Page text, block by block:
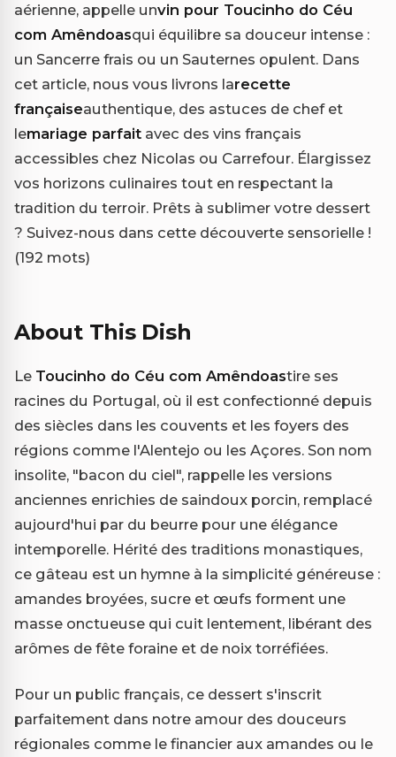
aérienne, appelle unvin pour Toucinho do Céu
com Amêndoasqui équilibre sa douceur intense :
un Sancerre frais ou un Sauternes opulent. Dans
cet article, nous vous livrons larecette
françaiseauthentique, des astuces de chef et
lemariage parfait avec des vins français
accessibles chez Nicolas ou Carrefour. Élargissez
vos horizons culinaires tout en respectant la
tradition du terroir. Prêts à sublimer votre dessert
? Suivez-nous dans cette découverte sensorielle !
(192 mots)
About This Dish
Le Toucinho do Céu com Amêndoastire ses
racines du Portugal, où il est confectionné depuis
des siècles dans les couvents et les foyers des
régions comme l'Alentejo ou les Açores. Son nom
insolite, "bacon du ciel", rappelle les versions
anciennes enrichies de saindoux porcin, remplacé
aujourd'hui par du beurre pour une élégance
intemporelle. Hérité des traditions monastiques,
ce gâteau est un hymne à la simplicité généreuse :
amandes broyées, sucre et œufs forment une
masse onctueuse qui cuit lentement, libérant des
arômes de fête foraine et de noix torréfiées.
Pour un public français, ce dessert s'inscrit
parfaitement dans notre amour des douceurs
régionales comme le financier aux amandes ou le